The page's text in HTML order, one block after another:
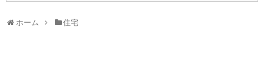
ホーム 住宅